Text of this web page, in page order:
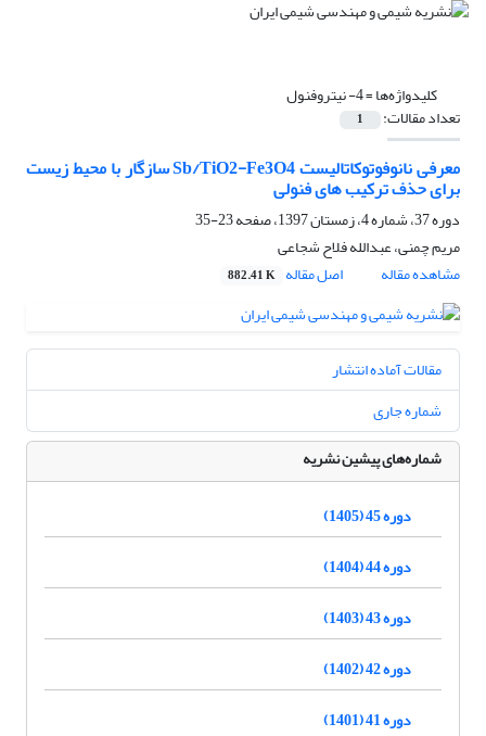
کلیدواژه‌ها =4- نیتروفنول
تعداد مقالات: 1
معرفی نانوفوتوکاتالیست Sb/TiO2-Fe3O4 سازگار با محیط زیست
برای حذف ترکیب های فنولی
دوره 37، شماره 4، زمستان 1397، صفحه
23-35
مریم چمنی، عبدالله فلاح شجاعی
مشاهده مقاله
اصل مقاله 882.41 K
مقالات آماده انتشار
شماره جاری
شماره‌های پیشین نشریه
دوره 45 (1405)
دوره 44 (1404)
دوره 43 (1403)
دوره 42 (1402)
دوره 41 (1401)